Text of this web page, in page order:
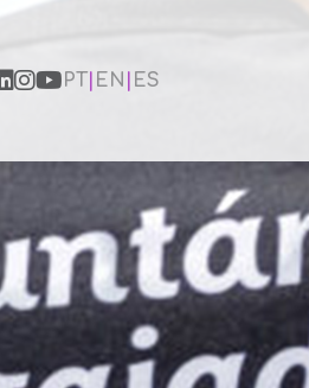
PT| EN ES